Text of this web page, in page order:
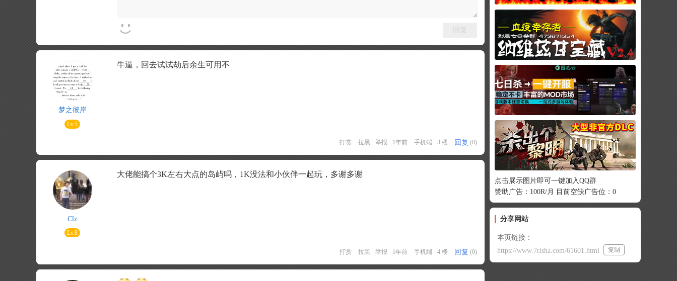
回复
梦之彼岸
Lv.5
牛逼，回去试试劫后余生可用不
打赏 拉黑 举报 1年前 手机端 3 楼 回复 (0)
Clz
Lv.8
大佬能搞个3K左右大点的岛屿吗，1K没法和小伙伴一起玩，多谢多谢
打赏 拉黑 举报 1年前 手机端 4 楼 回复 (0)
点击展示图片即可一键加入QQ群
赞助广告：100R/月 目前空缺广告位：0
分享网站
本页链接：
https://www.7risha.com/61601.html
复制